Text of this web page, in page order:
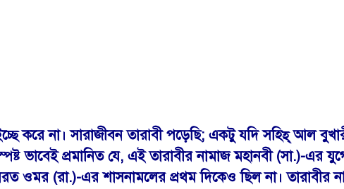
করে না। সারাজীবন তারাবী পড়েছি; একটু যদি সহিহ্ আল
ভাবেই প্রমানিত যে, এই তারাবীর নামাজ মহানবী (সা.)-
(রা.)-এর শাসনামলের প্রথম দিকেও ছিল না। তারাবীর